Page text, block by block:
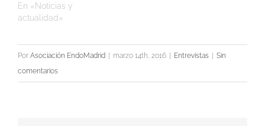
En «Noticias y
actualidad»
Por Asociación EndoMadrid marzo 14th, 2016 Entrevistas
Sin
comentarios